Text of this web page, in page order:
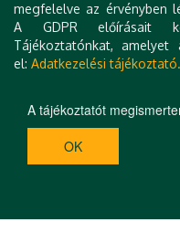
Pusztahelyi Tünde,
DE MÉK
megfelelve az érvényben
A GDPR előírásait
Tájékoztatónkat,
el: Adatkezelési tájékoztató.
A tájékoztatót
OK